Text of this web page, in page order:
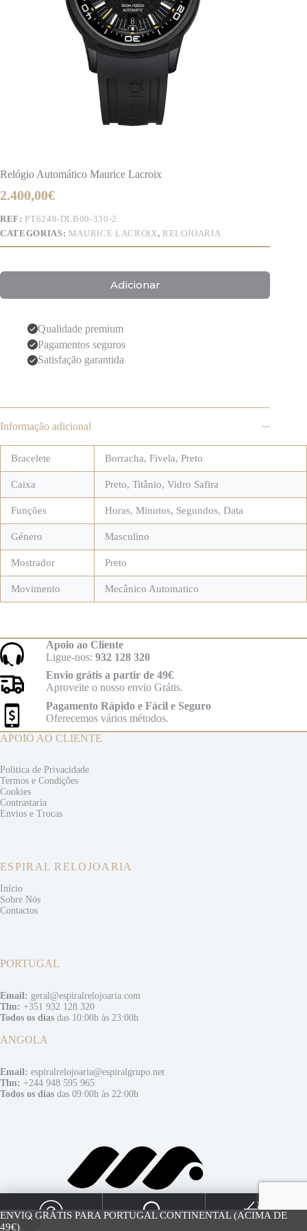
ENVIO GRÁTIS PARA PORTUGAL CONTINENTAL (ACIMA DE
49€)
Relógio Automático Maurice Lacroix
2.400,00€
REF: PT6248-DLB00-330-2
CATEGORIAS: MAURICE LACROIX, RELOJOARIA
Adicionar
Qualidade premium
Pagamentos seguros
Satisfação garantida
Informação adicional
Bracelete Borracha, Fivela, Preto
Caixa Preto, Titânio, Vidro Safira
Funções Horas, Minutos, Segundos, Data
Género Masculino
Mostrador Preto
Movimento Mecânico Automatico
Apoio ao Cliente
Ligue-nos: 932 128 320
Envio grátis a partir de 49€
Aproveite o nosso envio Grátis.
Pagamento Rápido e Fácil e Seguro
Oferecemos vários métodos.
APOIO AO CLIENTE
Politica de Privacidade
Termos e Condições
Cookies
Contrastaria
Envios e Trocas
ESPIRAL RELOJOARIA
Início
Sobre Nós
Contactos
PORTUGAL
Email: geral@espiralrelojoaria.com
Tlm: +351 932 128 320
Todos os dias das 10:00h às 23:00h
ANGOLA
Email: espiralrelojoaria@espiralgrupo.net
Tlm: +244 948 595 965
Todos os dias das 09:00h às 22:00h
0